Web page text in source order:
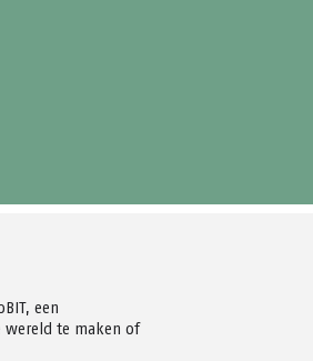
een
wereld te maken of